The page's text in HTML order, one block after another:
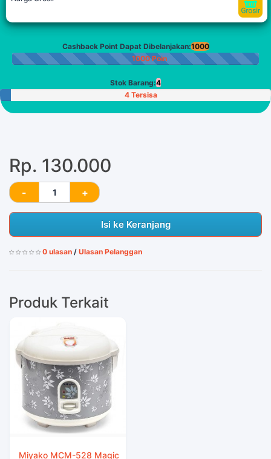
Cashback Point Dapat Dibelanjakan:1000
1000 Poin
Stok Barang:4
4 Tersisa
Rp. 130.000
Isi ke Keranjang
0 ulasan / Ulasan Pelanggan
Produk Terkait
Miyako MCM-528 Magic